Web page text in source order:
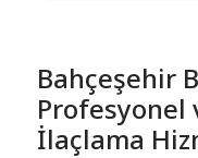
Bahçeşehir
Profesyonel
İlaçlama